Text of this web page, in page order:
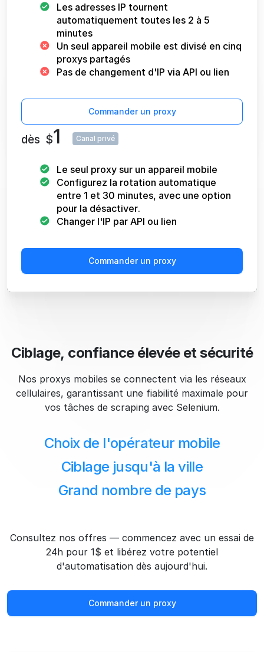
Les adresses IP tournent
automatiquement toutes les 2 à 5
minutes
Un seul appareil mobile est divisé en cinq
proxys partagés
Pas de changement d'IP via API ou lien
Commander un proxy
dès $1 Canal privé
Le seul proxy sur un appareil mobile
Configurez la rotation automatique
entre 1 et 30 minutes, avec une option
pour la désactiver.
Changer l'IP par API ou lien
Commander un proxy
Ciblage, confiance élevée et sécurité
Nos proxys mobiles se connectent via les réseaux
cellulaires, garantissant une fiabilité maximale pour
vos tâches de scraping avec Selenium.
Choix de l'opérateur mobile
Ciblage jusqu'à la ville
Grand nombre de pays
Consultez nos offres — commencez avec un essai de
24h pour 1$ et libérez votre potentiel
d'automatisation dès aujourd'hui.
Commander un proxy